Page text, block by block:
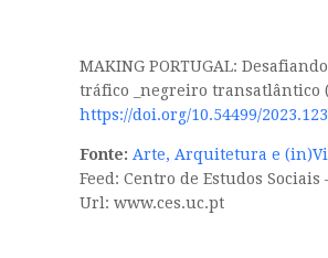
MAKING PORTUGAL:
tráfico _negreiro transatlântico
https://doi.org/10.54499/
Fonte: Arte, Arquitetura e
Feed: Centro de Estudos Sociais
Url: www.ces.uc.pt